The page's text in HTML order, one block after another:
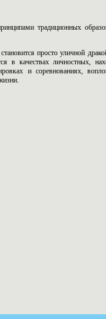
традиционных
просто уличной
в качествах личностных,
и соревнованиях,